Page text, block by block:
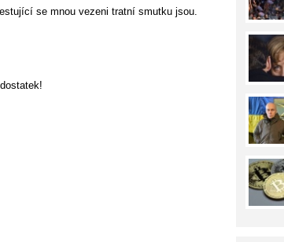
se mnou vezeni tratní smutku jsou.